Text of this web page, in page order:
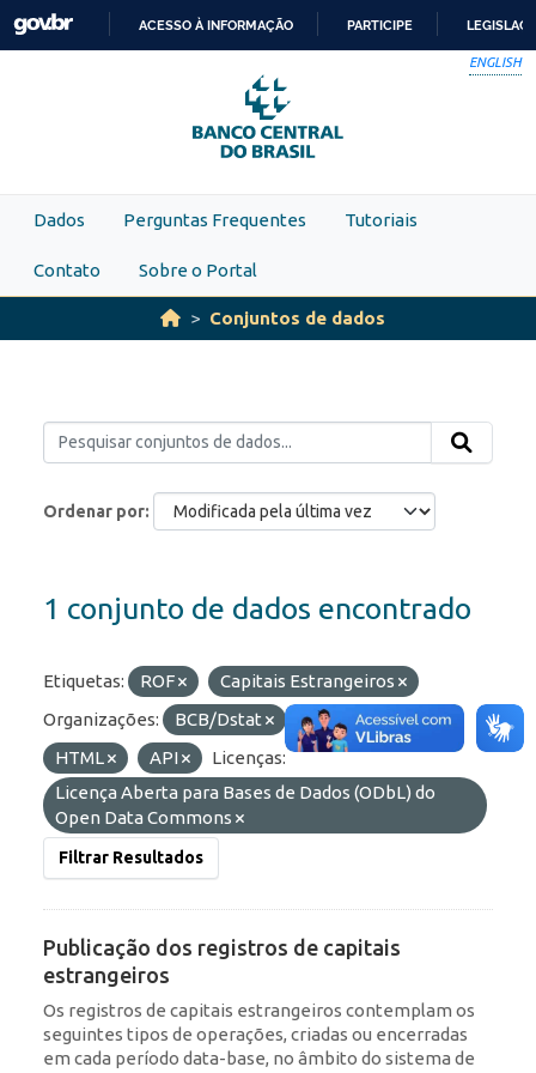
Skip to main content
PARA
O
CONTEÚDO
ACESSO À INFORMAÇÃO PARTICIPE
ENGLISH
Dados Perguntas Frequentes Tutoriais
Contato Sobre o Portal
Conjuntos de dados
Ordenar por
1 conjunto de dados encontrado
Etiquetas: ROF
Capitais Estrangeiros
Organizações:
BCB/Dstat Formatos:
JSON
HTML
API
Licenças:
Licença Aberta para Bases de Dados (ODbL) do
Open Data Commons
Filtrar Resultados
Publicação dos registros de capitais
estrangeiros
Os registros de capitais estrangeiros contemplam os
seguintes tipos de operações, criadas ou encerradas
em cada período data-base, no âmbito do sistema de